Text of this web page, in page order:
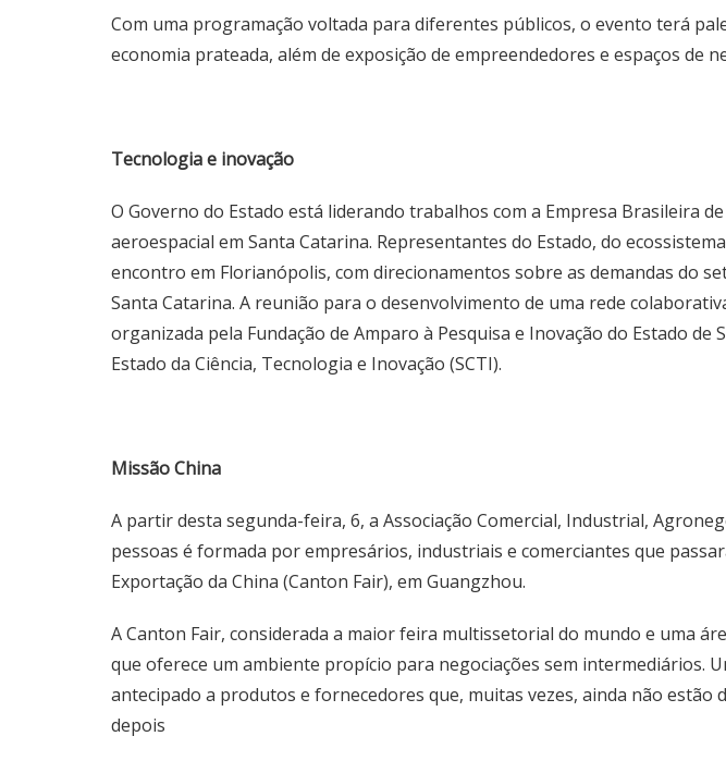
Com uma programação voltada para diferentes públicos, o evento terá
economia prateada, além de exposição de empreendedores e espaços de
Tecnologia e inovação
O Governo do Estado está liderando trabalhos com a Empresa Brasileira
aeroespacial em Santa Catarina. Representantes do Estado, do
encontro em Florianópolis, com direcionamentos sobre as demandas do
Santa Catarina. A reunião para o desenvolvimento de uma rede
organizada pela Fundação de Amparo à Pesquisa e Inovação do Estado
Estado da Ciência, Tecnologia e Inovação (SCTI).
Missão China
A partir desta segunda-feira, 6, a Associação Comercial, Industrial,
pessoas é formada por empresários, industriais e comerciantes que
Exportação da China (Canton Fair), em Guangzhou.
A Canton Fair, considerada a maior feira multissetorial do mundo e uma
que oferece um ambiente propício para negociações sem intermediários.
antecipado a produtos e fornecedores que, muitas vezes, ainda não
depois